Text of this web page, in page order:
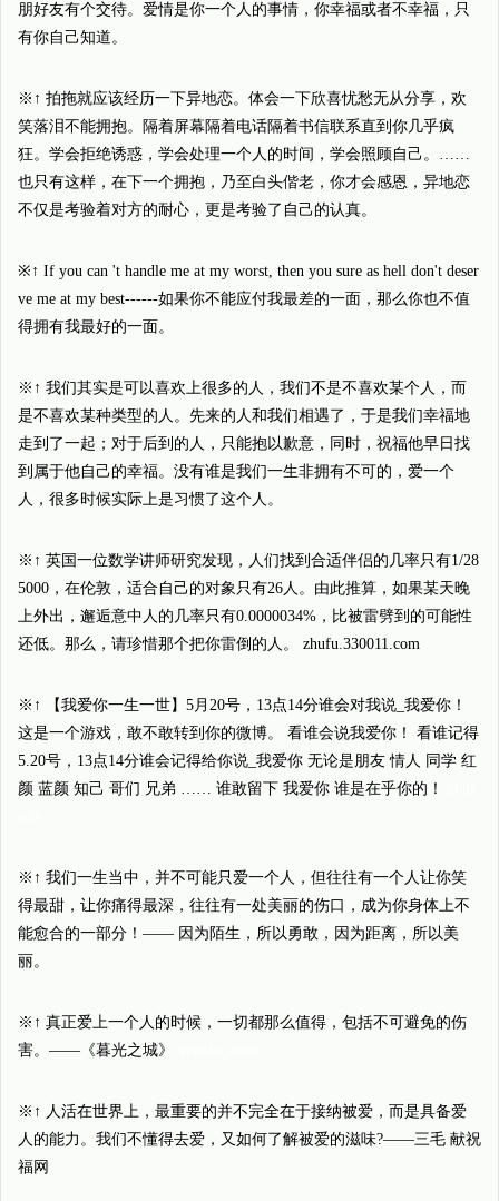
朋好友有个交待。爱情是你一个人的事情，你幸福或者不幸福，只
有你自己知道。
※↑ 拍拖就应该经历一下异地恋。体会一下欣喜忧愁无从分享，欢
笑落泪不能拥抱。隔着屏幕隔着电话隔着书信联系直到你几乎疯
狂。学会拒绝诱惑，学会处理一个人的时间，学会照顾自己。……
也只有这样，在下一个拥抱，乃至白头偕老，你才会感恩，异地恋
不仅是考验着对方的耐心，更是考验了自己的认真。
※↑ If you can 't handle me at my worst, then you sure as hell don't deser
ve me at my best------如果你不能应付我最差的一面，那么你也不值
得拥有我最好的一面。
※↑ 我们其实是可以喜欢上很多的人，我们不是不喜欢某个人，而
是不喜欢某种类型的人。先来的人和我们相遇了，于是我们幸福地
走到了一起；对于后到的人，只能抱以歉意，同时，祝福他早日找
到属于他自己的幸福。没有谁是我们一生非拥有不可的，爱一个
人，很多时候实际上是习惯了这个人。
※↑ 英国一位数学讲师研究发现，人们找到合适伴侣的几率只有1/28
5000，在伦敦，适合自己的对象只有26人。由此推算，如果某天晚
上外出，邂逅意中人的几率只有0.0000034%，比被雷劈到的可能性
还低。那么，请珍惜那个把你雷倒的人。 zhufu.330011.com
※↑ 【我爱你一生一世】5月20号，13点14分谁会对我说_我爱你！
这是一个游戏，敢不敢转到你的微博。 看谁会说我爱你！ 看谁记得
5.20号，13点14分谁会记得给你说_我爱你 无论是朋友 情人 同学 红
颜 蓝颜 知己 哥们 兄弟 …… 谁敢留下 我爱你 谁是在乎你的！
※↑ 我们一生当中，并不可能只爱一个人，但往往有一个人让你笑
得最甜，让你痛得最深，往往有一处美丽的伤口，成为你身体上不
能愈合的一部分！—— 因为陌生，所以勇敢，因为距离，所以美
丽。
※↑ 真正爱上一个人的时候，一切都那么值得，包括不可避免的伤
害。——《暮光之城》
※↑ 人活在世界上，最重要的并不完全在于接纳被爱，而是具备爱
人的能力。我们不懂得去爱，又如何了解被爱的滋味?——三毛 献祝
福网